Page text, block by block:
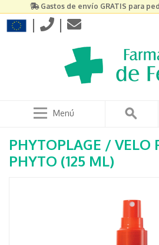
Gastos de envío GRATIS para
| |
Menú
PHYTOPLAGE / VELO
PHYTO (125 ML)